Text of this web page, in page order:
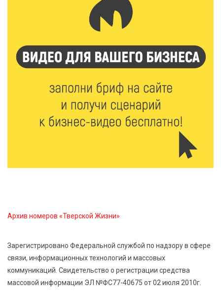
Виталий Королев: Тверская область станет
6 Авг 2026 13:02 230
Рынок труда 2026: где в Тверской области самые
высокие зарплаты и как изменились доходы
6 Авг 2026 12:43 2811
Уйти красиво: как жители Твери расстаются с
работодателями
Архив номеров «Тверской Жизни»
Зарегистрировано Федеральной службой по надзору в сфере
связи, информационных технологий и массовых
коммуникаций. Свидетельство о регистрации средства
массовой информации ЭЛ №ФС77-40675 от 02 июля 2010г.